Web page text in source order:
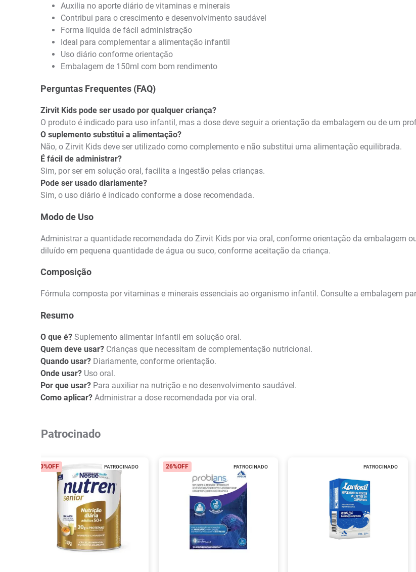
Auxilia no aporte diário de vitaminas e minerais
Contribui para o crescimento e desenvolvimento saudável
Forma líquida de fácil administração
Ideal para complementar a alimentação infantil
Uso diário conforme orientação
Embalagem de 150ml com bom rendimento
Perguntas Frequentes (FAQ)
Zirvit Kids pode ser usado por qualquer criança?
O produto é indicado para uso infantil, mas a dose deve seguir a orientação da embalagem ou de um
O suplemento substitui a alimentação?
Não, o Zirvit Kids deve ser utilizado como complemento e não substitui uma alimentação equilibrada.
É fácil de administrar?
Sim, por ser em solução oral, facilita a ingestão pelas crianças.
Pode ser usado diariamente?
Sim, o uso diário é indicado conforme a dose recomendada.
Modo de Uso
Administrar a quantidade recomendada do Zirvit Kids por via oral, conforme orientação da embalagem
diluído em pequena quantidade de água ou suco, conforme aceitação da criança.
Composição
Fórmula composta por vitaminas e minerais essenciais ao organismo infantil. Consulte a embalagem
Resumo
O que é? Suplemento alimentar infantil em solução oral.
Quem deve usar? Crianças que necessitam de complementação nutricional.
Quando usar? Diariamente, conforme orientação.
Onde usar? Uso oral.
Por que usar? Para auxiliar na nutrição e no desenvolvimento saudável.
Como aplicar? Administrar a dose recomendada por via oral.
Patrocinado
PATROCINADO
40%OFF PATROCINADO
26%OFF PATROCINADO